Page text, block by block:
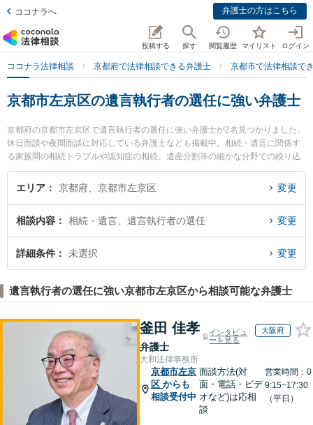
ココナラへ 弁護士の方はこちら
投稿する 探す 閲覧履歴 マイリスト ログイン
ココナラ法律相談 京都府で法律相談できる弁護士 京都市で法律相談で
京都市左京区の遺言執行者の選任に強い弁護士
京都府の京都市左京区で遺言執行者の選任に強い弁護士が2名見つかりました。
休日面談や夜間面談に対応している弁護士なども掲載中。相続・遺言に関係す
る家族間の相続トラブルや認知症の相続、遺産分割等の細かな分野での絞り込
み検索もでき便利です。特に角田龍平の法律事務所の角田 龍平弁護士や谷澤貴
弘法律事務所の谷澤 貴弘弁護士のプロフィール情報や弁護士費用、強みなどが
決の実績豊富な近くの弁護士を検索したい』『初回相談無料で遺言執行者の選
任を法律相談できる京都市左京区内の弁護士に相談予約したい』などでお困り
の相談者さんにおすすめです。
エリア 京都府、京都市左京区 変更
相談内容 相続・遺言、遺言執行者の選任 変更
詳細条件 未選択 変更
遺言執行者の選任に強い京都市左京区から相談可能な弁護士
釜田 佳孝
弁護士
インタビュ
ーを見る
大阪府
大和法律事務所
京都市左京
区 からも
相談受付中
面談方法(対
面・電話・ビデ
オなど)は応相
談
営業時間：0
9:15~17:30
（平日）